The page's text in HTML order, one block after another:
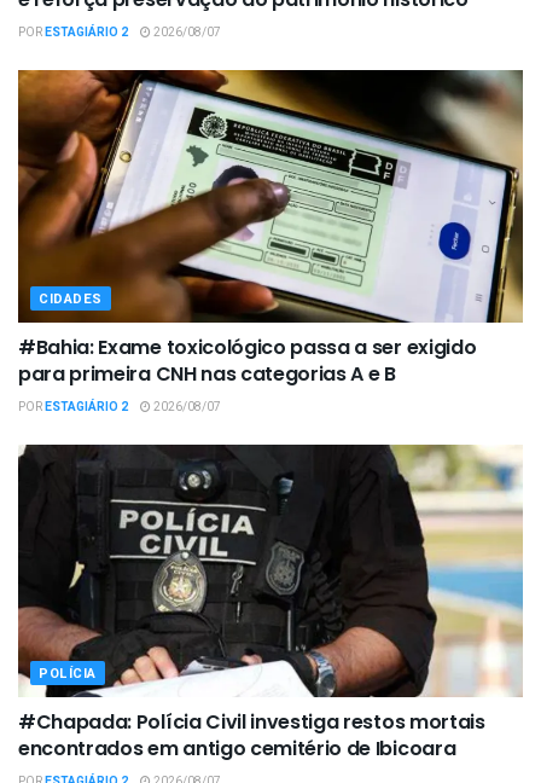
PORESTAGIÁRIO 2 2026/08/07
CIDADES
#Bahia: Exame toxicológico passa a ser exigido
para primeira CNH nas categorias A e B
PORESTAGIÁRIO 2 2026/08/07
POLÍCIA
#Chapada: Polícia Civil investiga restos mortais
encontrados em antigo cemitério de Ibicoara